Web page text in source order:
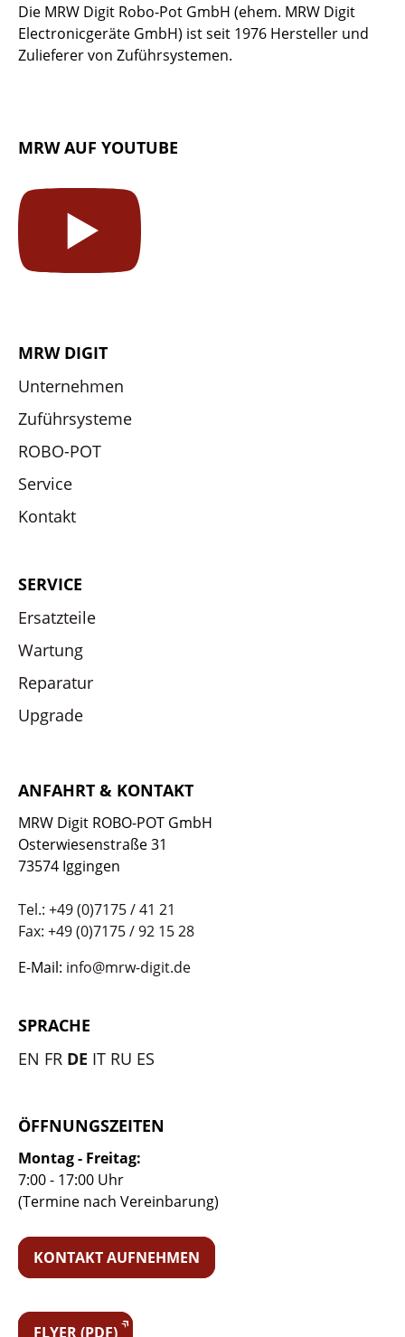
Die MRW Digit Robo-Pot GmbH (ehem. MRW Digit
Electronicgeräte GmbH) ist seit 1976 Hersteller und
Zulieferer von Zuführsystemen.
MRW AUF YOUTUBE
MRW DIGIT
Unternehmen
Zuführsysteme
ROBO-POT
Service
Kontakt
SERVICE
Ersatzteile
Wartung
Reparatur
Upgrade
ANFAHRT & KONTAKT
MRW Digit ROBO-POT GmbH
Osterwiesenstraße 31
73574 Iggingen
Tel.: +49 (0)7175 / 41 21
Fax: +49 (0)7175 / 92 15 28
E-Mail: info@mrw-digit.de
SPRACHE
EN FR DE IT RU ES
ÖFFNUNGSZEITEN
Montag - Freitag:
7:00 - 17:00 Uhr
(Termine nach Vereinbarung)
KONTAKT AUFNEHMEN
FLYER (PDF)